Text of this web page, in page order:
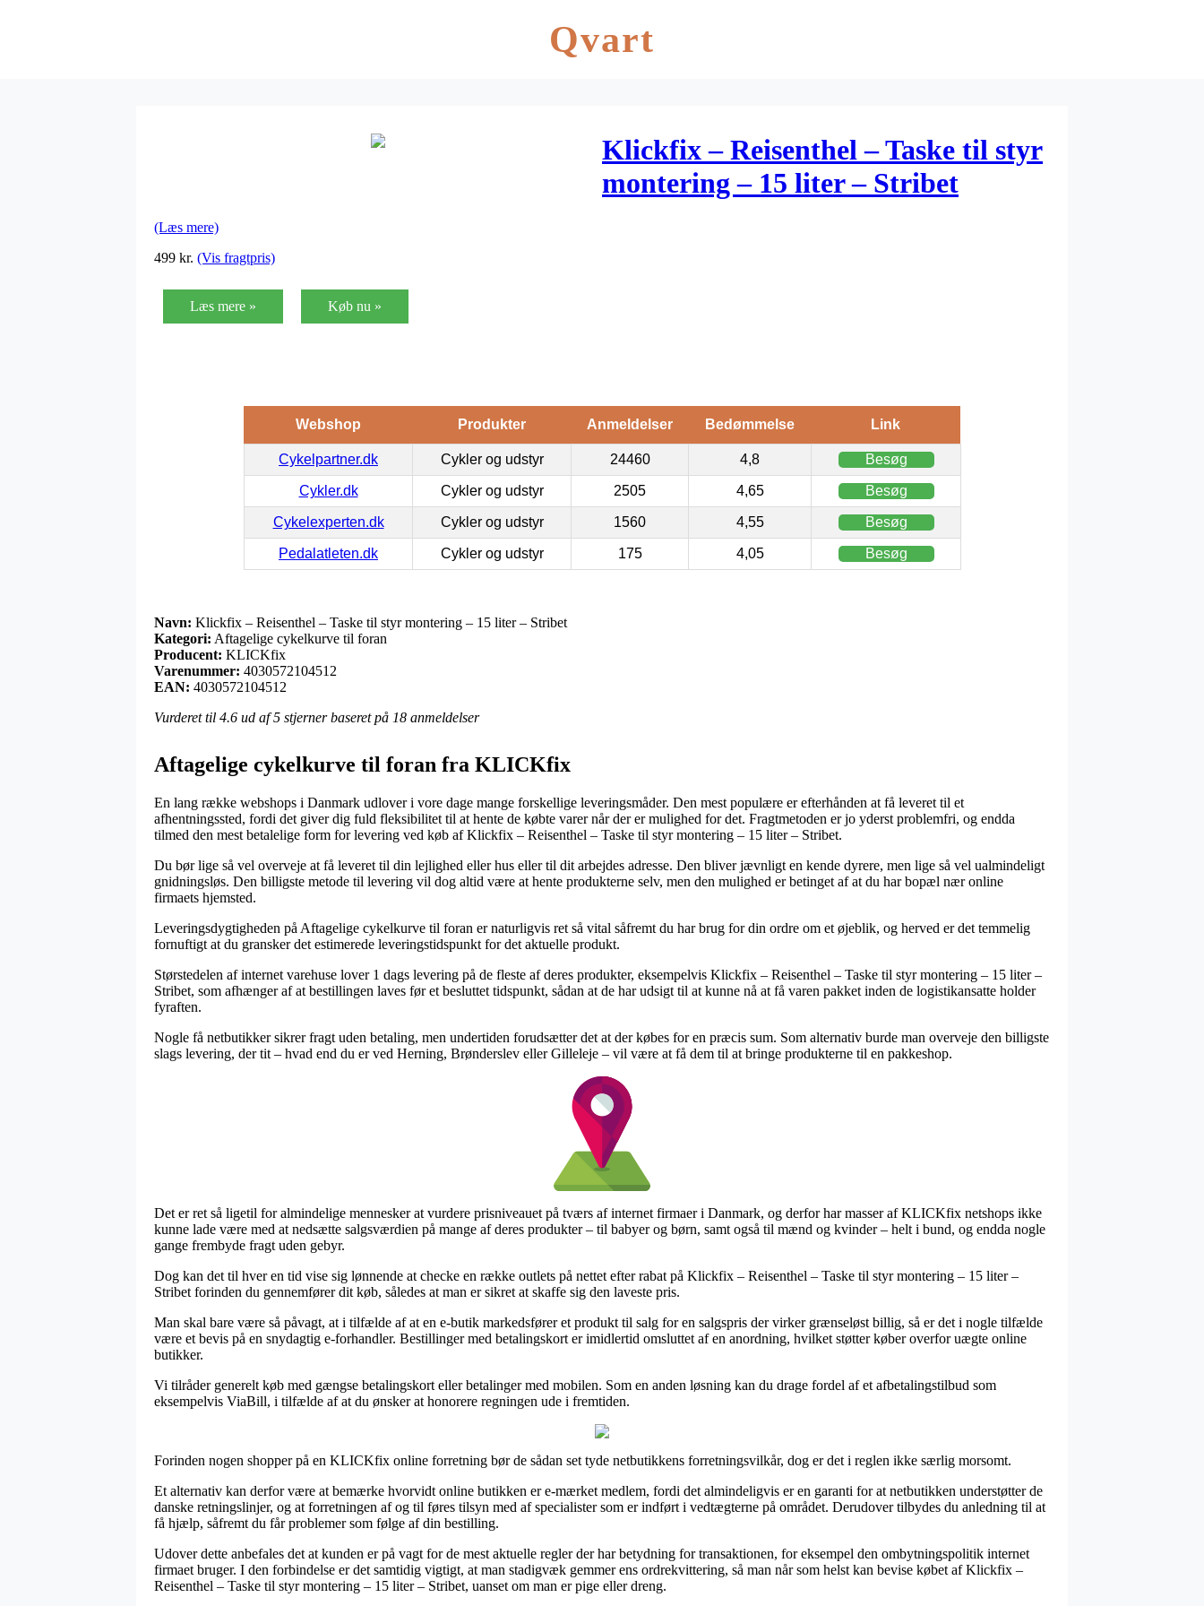
Qvart
Klickfix – Reisenthel – Taske til styr
montering – 15 liter – Stribet
(Læs mere)
499 kr. (Vis fragtpris)
Læs mere » Køb nu »
Webshop Produkter Anmeldelser Bedømmelse Link
Cykelpartner.dk Cykler og udstyr 24460 4,8 Besøg
Cykler.dk Cykler og udstyr 2505 4,65 Besøg
Cykelexperten.dk Cykler og udstyr 1560 4,55 Besøg
Pedalatleten.dk Cykler og udstyr 175 4,05 Besøg
Navn: Klickfix – Reisenthel – Taske til styr montering – 15 liter – Stribet
Kategori: Aftagelige cykelkurve til foran
Producent: KLICKfix
Varenummer: 4030572104512
EAN: 4030572104512
Vurderet til 4.6 ud af 5 stjerner baseret på 18 anmeldelser
Aftagelige cykelkurve til foran fra KLICKfix
En lang række webshops i Danmark udlover i vore dage mange forskellige leveringsmåder. Den mest populære er efterhånden at få leveret til et
afhentningssted, fordi det giver dig fuld fleksibilitet til at hente de købte varer når der er mulighed for det. Fragtmetoden er jo yderst problemfri, og endda
tilmed den mest betalelige form for levering ved køb af Klickfix – Reisenthel – Taske til styr montering – 15 liter – Stribet.
Du bør lige så vel overveje at få leveret til din lejlighed eller hus eller til dit arbejdes adresse. Den bliver jævnligt en kende dyrere, men lige så vel ualmindeligt
gnidningsløs. Den billigste metode til levering vil dog altid være at hente produkterne selv, men den mulighed er betinget af at du har bopæl nær online
firmaets hjemsted.
Leveringsdygtigheden på Aftagelige cykelkurve til foran er naturligvis ret så vital såfremt du har brug for din ordre om et øjeblik, og herved er det temmelig
fornuftigt at du gransker det estimerede leveringstidspunkt for det aktuelle produkt.
Størstedelen af internet varehuse lover 1 dags levering på de fleste af deres produkter, eksempelvis Klickfix – Reisenthel – Taske til styr montering – 15 liter –
Stribet, som afhænger af at bestillingen laves før et besluttet tidspunkt, sådan at de har udsigt til at kunne nå at få varen pakket inden de logistikansatte holder
fyraften.
Nogle få netbutikker sikrer fragt uden betaling, men undertiden forudsætter det at der købes for en præcis sum. Som alternativ burde man overveje den billigste
slags levering, der tit – hvad end du er ved Herning, Brønderslev eller Gilleleje – vil være at få dem til at bringe produkterne til en pakkeshop.
Det er ret så ligetil for almindelige mennesker at vurdere prisniveauet på tværs af internet firmaer i Danmark, og derfor har masser af KLICKfix netshops ikke
kunne lade være med at nedsætte salgsværdien på mange af deres produkter – til babyer og børn, samt også til mænd og kvinder – helt i bund, og endda nogle
gange frembyde fragt uden gebyr.
Dog kan det til hver en tid vise sig lønnende at checke en række outlets på nettet efter rabat på Klickfix – Reisenthel – Taske til styr montering – 15 liter –
Stribet forinden du gennemfører dit køb, således at man er sikret at skaffe sig den laveste pris.
Man skal bare være så påvagt, at i tilfælde af at en e-butik markedsfører et produkt til salg for en salgspris der virker grænseløst billig, så er det i nogle tilfælde
være et bevis på en snydagtig e-forhandler. Bestillinger med betalingskort er imidlertid omsluttet af en anordning, hvilket støtter køber overfor uægte online
butikker.
Vi tilråder generelt køb med gængse betalingskort eller betalinger med mobilen. Som en anden løsning kan du drage fordel af et afbetalingstilbud som
eksempelvis ViaBill, i tilfælde af at du ønsker at honorere regningen ude i fremtiden.
Forinden nogen shopper på en KLICKfix online forretning bør de sådan set tyde netbutikkens forretningsvilkår, dog er det i reglen ikke særlig morsomt.
Et alternativ kan derfor være at bemærke hvorvidt online butikken er e-mærket medlem, fordi det almindeligvis er en garanti for at netbutikken understøtter de
danske retningslinjer, og at forretningen af og til føres tilsyn med af specialister som er indført i vedtægterne på området. Derudover tilbydes du anledning til at
få hjælp, såfremt du får problemer som følge af din bestilling.
Udover dette anbefales det at kunden er på vagt for de mest aktuelle regler der har betydning for transaktionen, for eksempel den ombytningspolitik internet
firmaet bruger. I den forbindelse er det samtidig vigtigt, at man stadigvæk gemmer ens ordrekvittering, så man når som helst kan bevise købet af Klickfix –
Reisenthel – Taske til styr montering – 15 liter – Stribet, uanset om man er pige eller dreng.